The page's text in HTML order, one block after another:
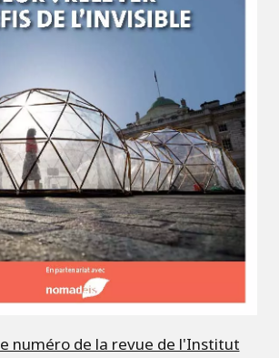
numéro de la revue de l'Institut